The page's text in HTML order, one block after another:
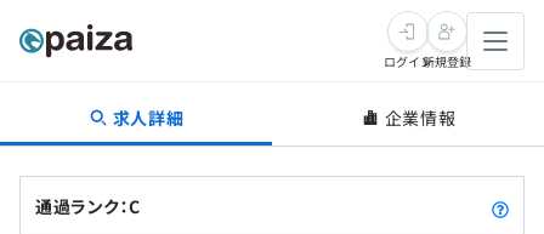
転職・キャリア
ログイン新規登録
求人詳細 企業情報
通過ランク：C